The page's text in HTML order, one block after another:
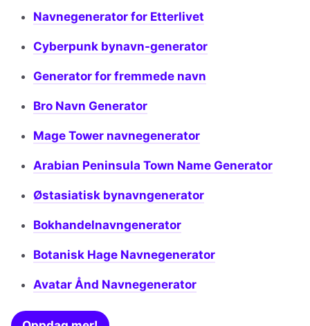
Navnegenerator for Etterlivet
Cyberpunk bynavn-generator
Generator for fremmede navn
Bro Navn Generator
Mage Tower navnegenerator
Arabian Peninsula Town Name Generator
Østasiatisk bynavngenerator
Bokhandelnavngenerator
Botanisk Hage Navnegenerator
Avatar Ånd Navnegenerator